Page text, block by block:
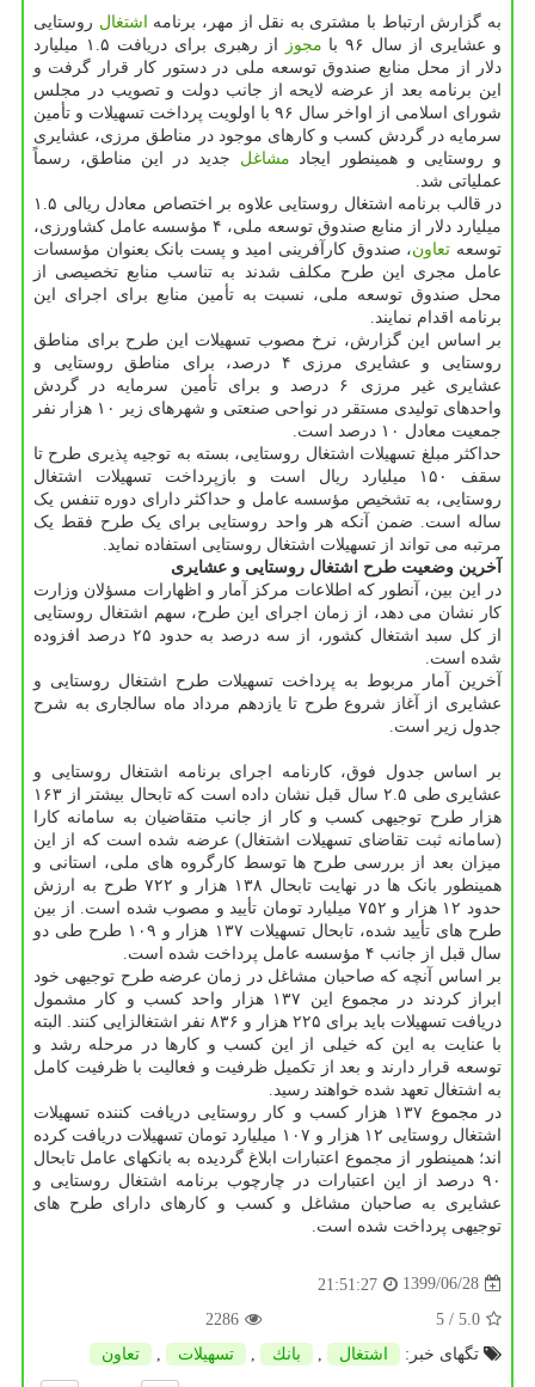
به گزارش ارتباط با مشتری به نقل از مهر، برنامه اشتغال روستایی
و عشایری از سال ۹۶ با
مجوز
از رهبری برای دریافت ۱.۵ میلیارد
دلار از محل منابع صندوق توسعه ملی در دستور کار قرار گرفت و
این برنامه بعد از عرضه لایحه از جانب دولت و تصویب در مجلس
شورای اسلامی از اواخر سال ۹۶ با اولویت پرداخت تسهیلات و تأمین
سرمایه در گردش کسب و کارهای موجود در مناطق مرزی، عشایری
و روستایی و همینطور ایجاد مشاغل جدید در این مناطق، رسماً
عملیاتی شد.
در قالب برنامه اشتغال روستایی علاوه بر اختصاص معادل ریالی ۱.۵
میلیارد دلار از منابع صندوق توسعه ملی، ۴ مؤسسه عامل کشاورزی،
توسعه تعاون، صندوق کارآفرینی امید و پست بانک بعنوان مؤسسات
عامل مجری این طرح مکلف شدند به تناسب منابع تخصیصی از
محل صندوق توسعه ملی، نسبت به تأمین منابع برای اجرای این
برنامه اقدام نمایند.
بر اساس این گزارش، نرخ مصوب تسهیلات این طرح برای مناطق
روستایی و عشایری مرزی ۴ درصد، برای مناطق روستایی و
عشایری غیر مرزی ۶ درصد و برای تأمین سرمایه در گردش
واحدهای تولیدی مستقر در نواحی صنعتی و شهرهای زیر ۱۰ هزار نفر
جمعیت معادل ۱۰ درصد است.
حداکثر مبلغ تسهیلات اشتغال روستایی، بسته به توجیه پذیری طرح تا
سقف ۱۵۰ میلیارد ریال است و بازپرداخت تسهیلات اشتغال
روستایی، به تشخیص مؤسسه عامل و حداکثر دارای دوره تنفس یک
ساله است. ضمن آنکه هر واحد روستایی برای یک طرح فقط یک
مرتبه می تواند از تسهیلات اشتغال روستایی استفاده نماید.
آخرین وضعیت طرح اشتغال روستایی و عشایری
در این بین، آنطور که اطلاعات مرکز آمار و اظهارات مسؤلان وزارت
کار نشان می دهد، از زمان اجرای این طرح، سهم اشتغال روستایی
از کل سبد اشتغال کشور، از سه درصد به حدود ۲۵ درصد افزوده
شده است.
آخرین آمار مربوط به پرداخت تسهیلات طرح اشتغال روستایی و
عشایری از آغاز شروع طرح تا یازدهم مرداد ماه سالجاری به شرح
جدول زیر است.
بر اساس جدول فوق، کارنامه اجرای برنامه اشتغال روستایی و
عشایری طی ۲.۵ سال قبل نشان داده است که تابحال بیشتر از ۱۶۳
هزار طرح توجیهی کسب و کار از جانب متقاضیان به سامانه کارا
(سامانه ثبت تقاضای تسهیلات اشتغال) عرضه شده است که از این
میزان بعد از بررسی طرح ها توسط کارگروه های ملی، استانی و
همینطور بانک ها در نهایت تابحال ۱۳۸ هزار و ۷۲۲ طرح به ارزش
حدود ۱۲ هزار و ۷۵۲ میلیارد تومان تأیید و مصوب شده است. از بین
طرح های تأیید شده، تابحال تسهیلات ۱۳۷ هزار و ۱۰۹ طرح طی دو
سال قبل از جانب ۴ مؤسسه عامل پرداخت شده است.
بر اساس آنچه که صاحبان مشاغل در زمان عرضه طرح توجیهی خود
ابراز کردند در مجموع این ۱۳۷ هزار واحد کسب و کار مشمول
دریافت تسهیلات باید برای ۲۲۵ هزار و ۸۳۶ نفر اشتغالزایی کنند. البته
با عنایت به این که خیلی از این کسب و کارها در مرحله رشد و
توسعه قرار دارند و بعد از تکمیل ظرفیت و فعالیت با ظرفیت کامل
به اشتغال تعهد شده خواهند رسید.
در مجموع ۱۳۷ هزار کسب و کار روستایی دریافت کننده تسهیلات
اشتغال روستایی ۱۲ هزار و ۱۰۷ میلیارد تومان تسهیلات دریافت کرده
اند؛ همینطور از مجموع اعتبارات ابلاغ گردیده به بانکهای عامل تابحال
۹۰ درصد از این اعتبارات در چارچوب برنامه اشتغال روستایی و
عشایری به صاحبان مشاغل و کسب و کارهای دارای طرح های
توجیهی پرداخت شده است.
1399/06/28
21:51:27
5.0
/ 5
2286
تگهای خبر:
اشتغال , بانك , تسهیلات , تعاون